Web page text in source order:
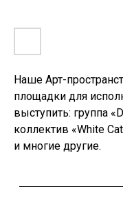
Наше Арт-
площадки для
выступить: группа
коллектив «White
и многие другие.
GRINFEST